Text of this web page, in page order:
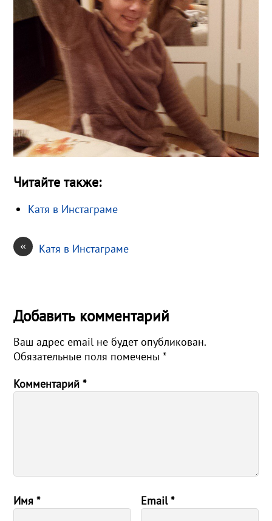
Читайте также:
Катя в Инстаграме
« Катя в Инстаграме
Добавить комментарий
Ваш адрес email не будет опубликован.
Обязательные поля помечены*
Комментарий*
Имя* Email*